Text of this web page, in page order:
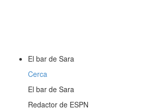
El bar de Sara
Cerca
El bar de Sara
Redactor de ESPN